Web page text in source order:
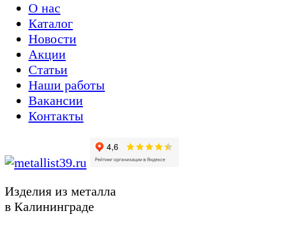
О нас
Каталог
Новости
Акции
Статьи
Наши работы
Вакансии
Контакты
Изделия из металла
в Калининграде